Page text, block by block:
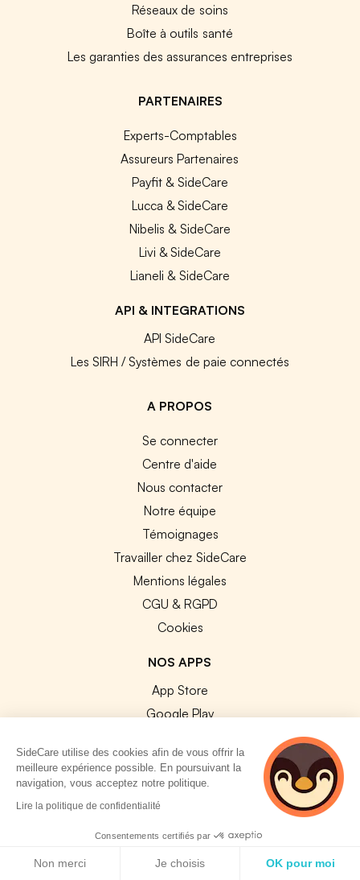
Réseaux de soins
Boîte à outils santé
Les garanties des assurances entreprises
PARTENAIRES
Experts-Comptables
Assureurs Partenaires
Payfit & SideCare
Lucca & SideCare
Nibelis & SideCare
Livi & SideCare
Lianeli & SideCare
API & INTEGRATIONS
API SideCare
Les SIRH / Systèmes de paie connectés
A PROPOS
Se connecter
Centre d'aide
Nous contacter
Notre équipe
Témoignages
Travailler chez SideCare
Mentions légales
CGU & RGPD
Cookies
NOS APPS
App Store
Google Play
© 2026 SideCare. Tous droits réservés.
SideCare utilise des cookies afin de vous offrir la
meilleure expérience possible. En poursuivant la
navigation, vous acceptez notre politique.
Lire la politique de confidentialité
Consentements certifiés par
Non merci Je choisis OK pour moi